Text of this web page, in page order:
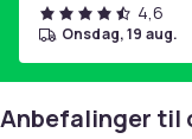
4,6
onsdag, 19 aug.
Anbefalinger til